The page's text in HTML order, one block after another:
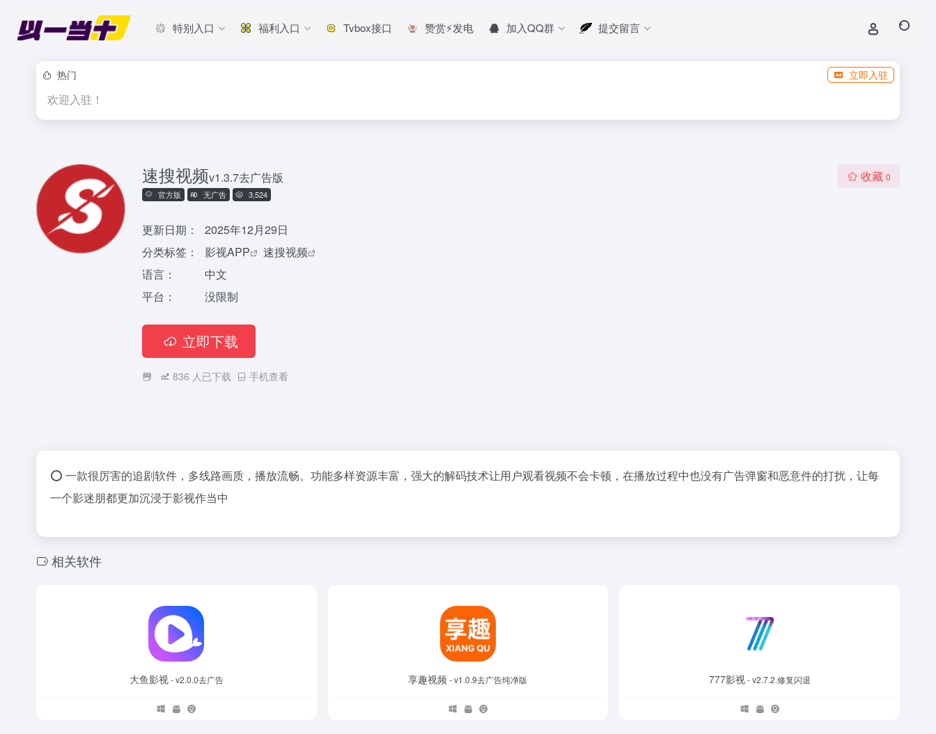
特别入口 福利入口 Tvbox接口 赞赏⚡发电 加入QQ群 提交留言
热门 立即入驻
欢迎入驻！
速搜视频v1.3.7去广告版
官方版 无广告 3,524
收藏 0
更新日期：
2025年12月29日
分类标签：
影视APP
速搜视频
语言：
中文
平台：
没限制
立即下载
836 人已下载 手机查看
⭕️ 一款很厉害的追剧软件，多线路画质，播放流畅。功能多样资源丰富，强大的解码技术让用户观看视频不会卡顿，在播放过程中也没有广告弹窗和恶意件的打扰，让每
一个影迷朋都更加沉浸于影视作当中
相关软件
大鱼影视- v2.0.0去广告 享趣视频 - v1.0.9去广告纯净版 777影视- v2.7.2.修复闪退